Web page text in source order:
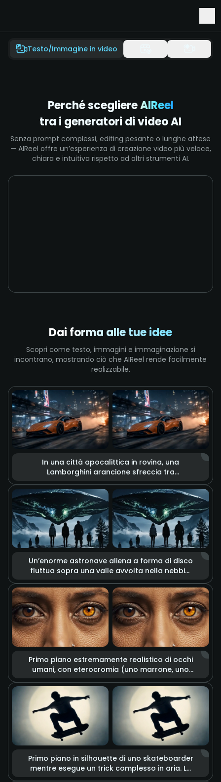
Testo/Immagine in video
Perché scegliereAIReel
tra i generatori di video AI
Senza prompt complessi, editing pesante o lunghe attese
— AIReel offre un’esperienza di creazione video più veloce,
chiara e intuitiva rispetto ad altri strumenti AI.
Dai forma alle tue idee
Scopri come testo, immagini e immaginazione si
incontrano, mostrando ciò che AIReel rende facilmente
realizzabile.
In una città apocalittica in rovina, una
Lamborghini arancione sfreccia tra
tra toni freddi e caldi enfatizza l’atmosfera
drammatica e la velocità, creando
un’estetica cinematografica di distruzione.
Un’enorme astronave aliena a forma di disco
fluttua sopra una valle avvolta nella nebbia,
persone osservano la scena, creando
un’atmosfera tesa e misteriosa in stile
fantascientifico.
Primo piano estremamente realistico di occhi
umani, con eterocromia (uno marrone, uno
L’obiettivo cattura ogni dettaglio: texture
della pelle, pori, il leggero tremolio delle
ciglia. Con un’illuminazione drammatica, lo
sguardo trasmette emozioni profonde e
complesse.
Primo piano in silhouette di uno skateboarder
mentre esegue un trick complesso in aria. Lo